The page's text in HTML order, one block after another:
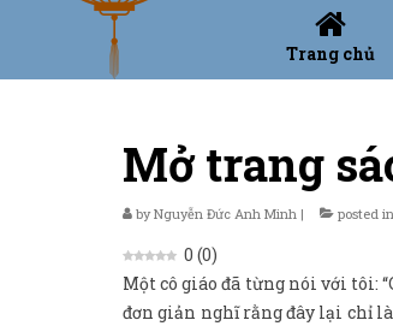
Trang chủ
Mở trang
byNguyễn Đức Anh Minh | posted
0 (0)
Một cô giáo đã từng nói với tôi:
đơn giản nghĩ rằng đây lại chỉ